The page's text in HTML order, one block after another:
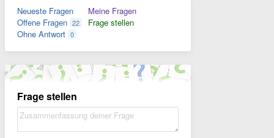
Neueste Fragen
Offene Fragen 22
Ohne Antwort 0
Meine Fragen
Frage stellen
Frage stellen